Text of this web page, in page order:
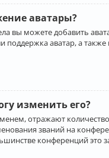
аватары?
вы можете добавить
поддержка аватар, а
изменить его?
отражают
званий на
конференций